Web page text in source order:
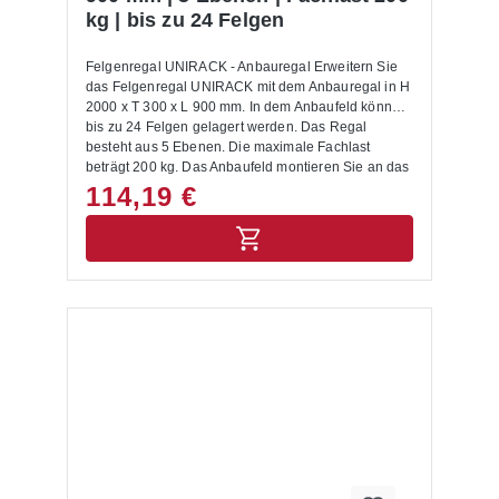
kg | bis zu 24 Felgen
Felgenregal UNIRACK - Anbauregal Erweitern Sie
das Felgenregal UNIRACK mit dem Anbauregal in H
2000 x T 300 x L 900 mm. In dem Anbaufeld können
bis zu 24 Felgen gelagert werden. Das Regal
besteht aus 5 Ebenen. Die maximale Fachlast
beträgt 200 kg. Das Anbaufeld montieren Sie an das
bestehende (Grund-) Regal.Das Felgenanbauregal
des Systems UNIRACK hat eine verzinkte
Oberfläche und ist ein Schraub-Stecksystem. Es
besteht aus geschraubten Rahmen mit glatter
sicher ein.Reifenkarren, Reifenwagen oder andere
114,19 €